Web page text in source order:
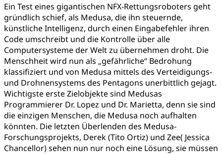
Ein Test eines gigantischen NFX-Rettungsroboters geht
gründlich schief, als Medusa, die ihn steuernde,
künstliche Intelligenz, durch einen Eingabefehler ihren
Code umschreibt und die Kontrolle über alle
Computersysteme der Welt zu übernehmen droht. Die
Menschheit wird nun als „gefährliche“ Bedrohung
klassifiziert und von Medusa mittels des Verteidigungs-
und Drohnensystems des Pentagons unerbittlich gejagt.
Wichtigste erste Zielobjekte sind Medusas
Programmierer Dr. Lopez und Dr. Marietta, denn sie sind
die einzigen Menschen, die Medusa noch aufhalten
könnten. Die letzten Überlenden des Medusa-
Forschungsprojekts, Derek (Tito Ortiz) und Zee( Jessica
Chancellor) sehen nun nur noch eine Lösung, sie müssen